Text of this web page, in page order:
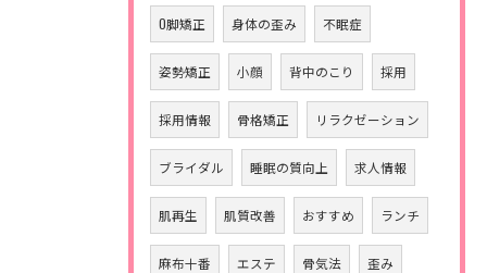
O脚矯正 身体の歪み 不眠症
姿勢矯正 小顔 背中のこり 採用
採用情報 骨格矯正 リラクゼーション
ブライダル 睡眠の質向上 求人情報
肌再生 肌質改善 おすすめ ランチ
麻布十番 エステ 骨気法 歪み